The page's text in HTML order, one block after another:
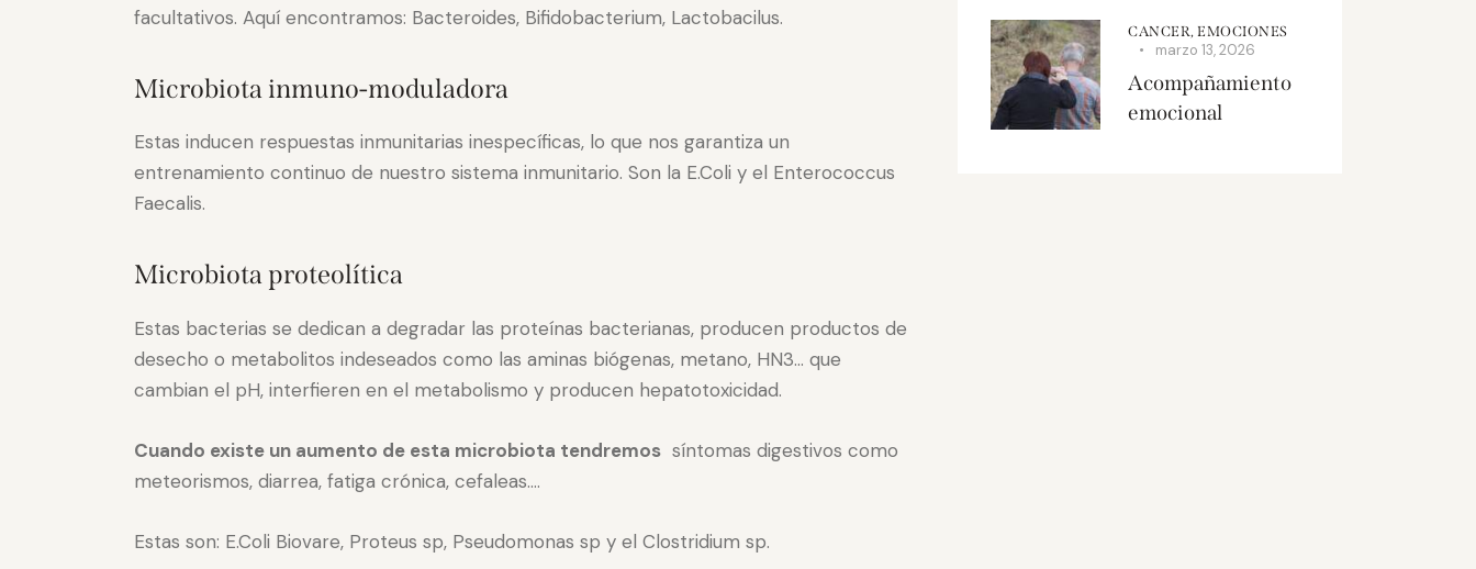
facultativos. Aquí encontramos: Bacteroides, Bifidobacterium, Lactobacilus.
Microbiota inmuno-moduladora
Estas inducen respuestas inmunitarias inespecíficas, lo que nos garantiza un
entrenamiento continuo de nuestro sistema inmunitario. Son la E.Coli y el Enterococcus
Faecalis.
Microbiota proteolítica
Estas bacterias se dedican a degradar las proteínas bacterianas, producen productos de
desecho o metabolitos indeseados como las aminas biógenas, metano, HN3… que
cambian el pH, interfieren en el metabolismo y producen hepatotoxicidad.
Cuando existe un aumento de esta microbiota tendremos síntomas digestivos como
meteorismos, diarrea, fatiga crónica, cefaleas….
Estas son: E.Coli Biovare, Proteus sp, Pseudomonas sp y el Clostridium sp.
CANCER, EMOCIONES
marzo 13, 2026
Acompañamiento
emocional